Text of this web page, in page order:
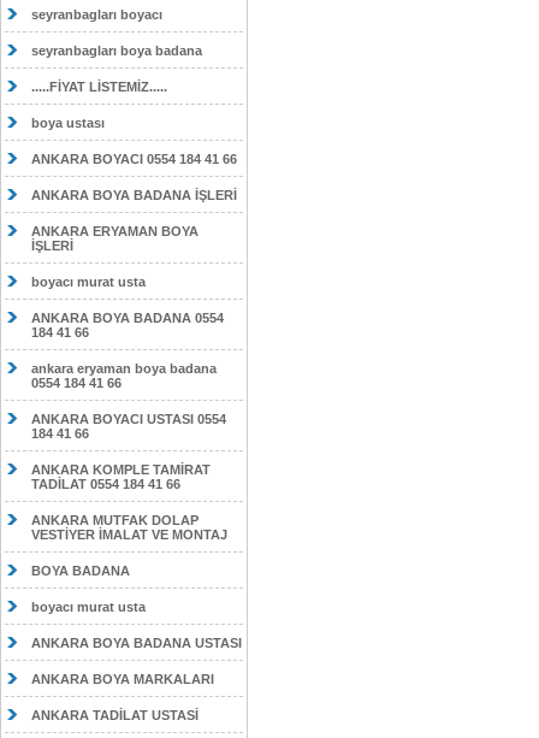
seyranbagları boyacı
seyranbagları boya badana
.....FİYAT LİSTEMİZ.....
boya ustası
ANKARA BOYACI 0554 184 41 66
ANKARA BOYA BADANA İŞLERİ
ANKARA ERYAMAN BOYA
İŞLERİ
boyacı murat usta
ANKARA BOYA BADANA 0554
184 41 66
ankara eryaman boya badana
0554 184 41 66
ANKARA BOYACI USTASI 0554
184 41 66
ANKARA KOMPLE TAMİRAT
TADİLAT 0554 184 41 66
ANKARA MUTFAK DOLAP
VESTİYER İMALAT VE MONTAJ
BOYA BADANA
boyacı murat usta
ANKARA BOYA BADANA USTASI
ANKARA BOYA MARKALARI
ANKARA TADİLAT USTASİ